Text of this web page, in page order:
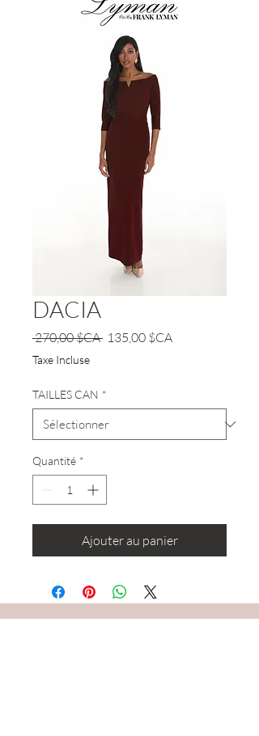
DACIA
270,00 $CA Prix
135,00 $CAPrix
Taxe Incluse
TAILLES CAN *
Quantité *
Ajouter au panier